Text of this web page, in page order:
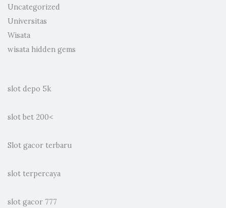
Uncategorized
Universitas
Wisata
wisata hidden gems
slot depo 5k
slot bet 200<
Slot gacor terbaru
slot terpercaya
slot gacor 777